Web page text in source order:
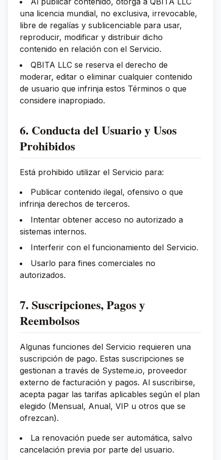
una licencia mundial, no exclusiva, irrevocable,
libre de regalías y sublicenciable para usar,
reproducir, modificar y distribuir dicho
contenido en relación con el Servicio.
QBITA LLC se reserva el derecho de
moderar, editar o eliminar cualquier contenido
de usuario que infrinja estos Términos o que
considere inapropiado.
6. Conducta del Usuario y Usos
Prohibidos
Está prohibido utilizar el Servicio para:
Publicar contenido ilegal, ofensivo o que
infrinja derechos de terceros.
Intentar obtener acceso no autorizado a
sistemas internos.
Interferir con el funcionamiento del Servicio.
Usarlo para fines comerciales no
autorizados.
7. Suscripciones, Pagos y
Reembolsos
Algunas funciones del Servicio requieren una
suscripción de pago. Estas suscripciones se
gestionan a través de Systeme.io, proveedor
externo de facturación y pagos. Al suscribirse,
acepta pagar las tarifas aplicables según el plan
elegido (Mensual, Anual, VIP u otros que se
ofrezcan).
La renovación puede ser automática, salvo
cancelación previa por parte del usuario.